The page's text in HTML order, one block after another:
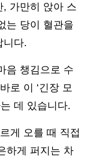
, 가만히 앉아 스
는 당이 혈관을
니다.
음 챙김으로 수
로 이 ‘긴장 모
는 데 있습니다.
게 오를 때 직접
하게 퍼지는 차